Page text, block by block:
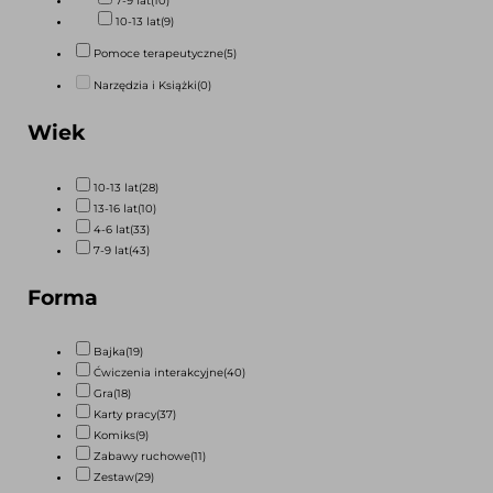
10-13 lat(9)
Pomoce terapeutyczne(5)
Narzędzia i Książki(0)
Wiek
10-13 lat(28)
13-16 lat(10)
4-6 lat(33)
7-9 lat(43)
Forma
Bajka(19)
Ćwiczenia interakcyjne(40)
Gra(18)
Karty pracy(37)
Komiks(9)
Zabawy ruchowe(11)
Zestaw(29)